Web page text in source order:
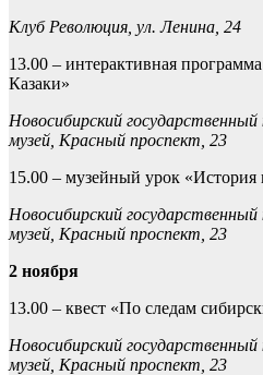
Клуб Революция, ул. Ленина, 24
13.00 – интерактивная
Казаки»
Новосибирский государственный
музей, Красный проспект, 23
15.00 – музейный урок «История
Новосибирский государственный
музей, Красный проспект, 23
2 ноября
13.00 – квест «По следам
Новосибирский государственный
музей, Красный проспект, 23